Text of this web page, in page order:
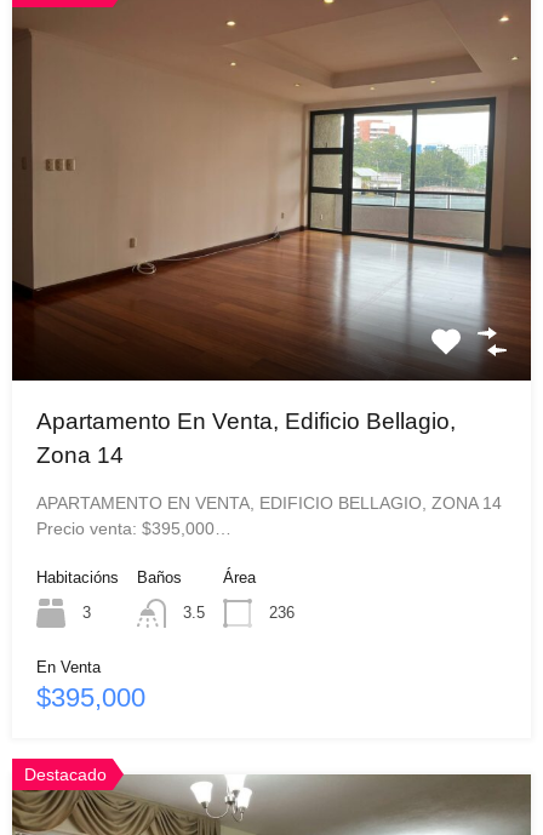
Apartamento En Venta, Edificio Bellagio,
Zona 14
APARTAMENTO EN VENTA, EDIFICIO BELLAGIO, ZONA 14
Precio venta: $395,000…
Habitacións
3
Baños
3.5
Área
236
En Venta
$395,000
Destacado